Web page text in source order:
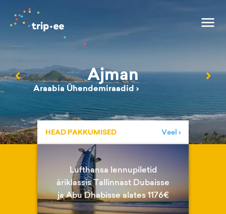
‹ Ajman
Araabia Ühendemiraadid ›
›
HEAD PAKKUMISED Veel ›
Lufthansa lennupiletid
äriklassis Tallinnast Dubaisse
ja Abu Dhabisse alates 1176€